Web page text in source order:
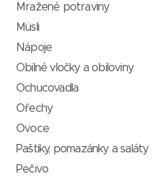
Mražené potraviny
Müsli
Nápoje
Obilné vločky a obiloviny
Ochucovadla
Ořechy
Ovoce
Paštiky, pomazánky a saláty
Pečivo